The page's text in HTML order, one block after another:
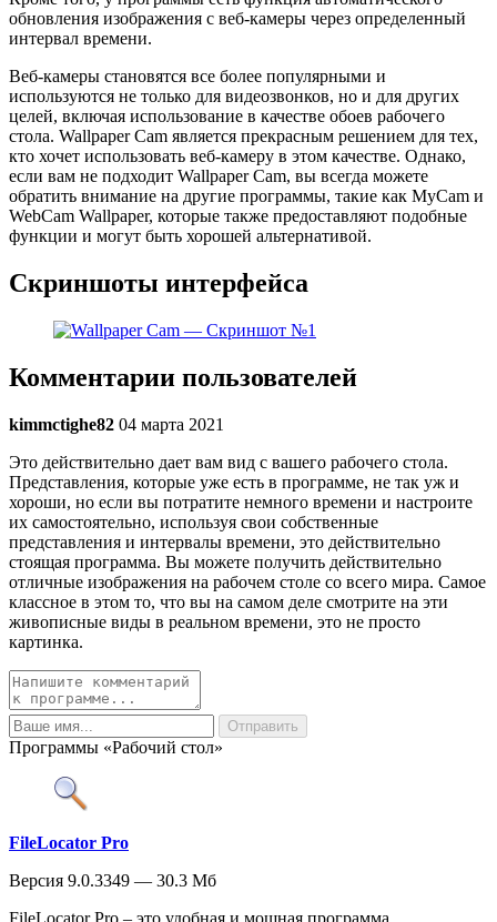
обновления изображения с веб-камеры через определенный
интервал времени.
Веб-камеры становятся все более популярными и
используются не только для видеозвонков, но и для других
целей, включая использование в качестве обоев рабочего
стола. Wallpaper Cam является прекрасным решением для тех,
кто хочет использовать веб-камеру в этом качестве. Однако,
если вам не подходит Wallpaper Cam, вы всегда можете
обратить внимание на другие программы, такие как MyCam и
WebCam Wallpaper, которые также предоставляют подобные
функции и могут быть хорошей альтернативой.
Скриншоты интерфейса
Комментарии пользователей
kimmctighe82 04 марта 2021
Это действительно дает вам вид с вашего рабочего стола.
Представления, которые уже есть в программе, не так уж и
хороши, но если вы потратите немного времени и настроите
их самостоятельно, используя свои собственные
представления и интервалы времени, это действительно
стоящая программа. Вы можете получить действительно
отличные изображения на рабочем столе со всего мира. Самое
классное в этом то, что вы на самом деле смотрите на эти
живописные виды в реальном времени, это не просто
картинка.
Программы «Рабочий стол»
FileLocator Pro
Версия 9.0.3349 — 30.3 Мб
FileLocator Pro – это удобная и мощная программа,